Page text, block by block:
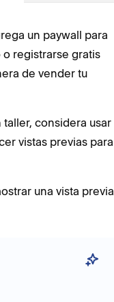
un paywall para
registrarse gratis
de vender tu
considera usar
vistas previas para
una vista previa